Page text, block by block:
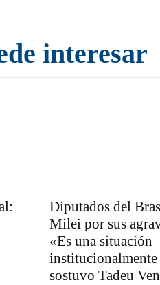
interesar
Diputados del
Milei por sus
«Es una situación
institucionalmente
sostuvo Tadeu